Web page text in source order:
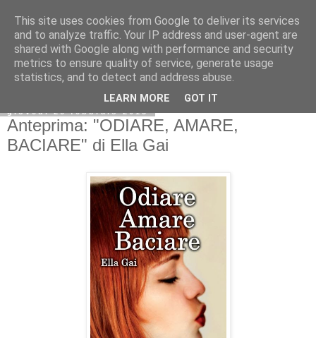
giovedì 26 febbraio 2015
Anteprima: "ODIARE, AMARE,
BACIARE" di Ella Gai
This site uses cookies from Google to deliver its services
and to analyze traffic. Your IP address and user-agent are
shared with Google along with performance and security
metrics to ensure quality of service, generate usage
statistics, and to detect and address abuse.
LEARN MORE GOT IT